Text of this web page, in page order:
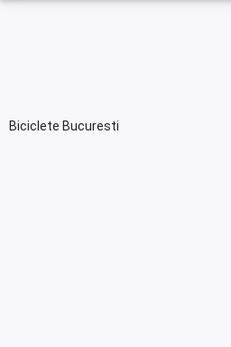
Biciclete Bucuresti